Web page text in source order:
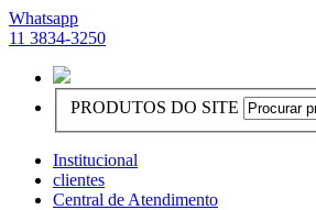
Whatsapp
11 3834-3250
PRODUTOS DO SITE
Institucional
clientes
Central de Atendimento